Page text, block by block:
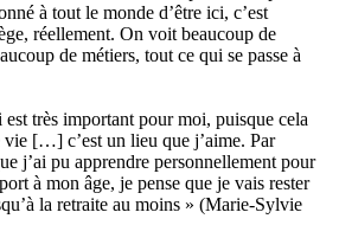
à tout le monde d’être ici, c’est
réellement. On voit beaucoup de
de métiers, tout ce qui se passe à
est très important pour moi, puisque cela
[…] c’est un lieu que j’aime. Par
j’ai pu apprendre personnellement pour
à mon âge, je pense que je vais rester
la retraite au moins » (Marie-Sylvie